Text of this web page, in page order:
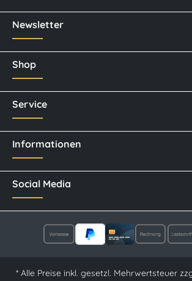
Newsletter
Social Media
Shop
Service
Informationen
* Alle Preise inkl. gesetzl. Mehrwertsteuer